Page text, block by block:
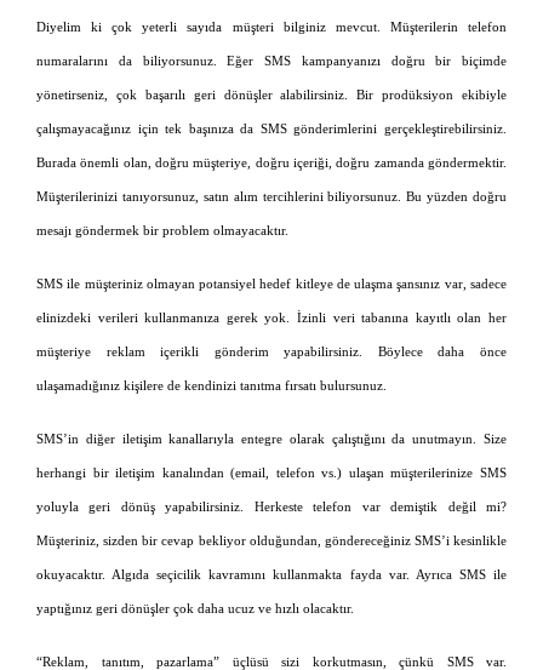
Diyelim ki çok yeterli sayıda müşteri bilginiz mevcut. Müşterilerin telefon
numaralarını da biliyorsunuz. Eğer SMS kampanyanızı doğru bir biçimde
yönetirseniz, çok başarılı geri dönüşler alabilirsiniz. Bir prodüksiyon ekibiyle
çalışmayacağınız için tek başınıza da SMS gönderimlerini gerçekleştirebilirsiniz.
Burada önemli olan, doğru müşteriye, doğru içeriği, doğru zamanda göndermektir.
Müşterilerinizi tanıyorsunuz, satın alım tercihlerini biliyorsunuz. Bu yüzden doğru
mesajı göndermek bir problem olmayacaktır.
SMS ile müşteriniz olmayan potansiyel hedef kitleye de ulaşma şansınız var, sadece
elinizdeki verileri kullanmanıza gerek yok. İzinli veri tabanına kayıtlı olan her
müşteriye reklam içerikli gönderim yapabilirsiniz. Böylece daha önce
ulaşamadığınız kişilere de kendinizi tanıtma fırsatı bulursunuz.
SMS’in diğer iletişim kanallarıyla entegre olarak çalıştığını da unutmayın. Size
herhangi bir iletişim kanalından (email, telefon vs.) ulaşan müşterilerinize SMS
yoluyla geri dönüş yapabilirsiniz. Herkeste telefon var demiştik değil mi?
Müşteriniz, sizden bir cevap bekliyor olduğundan, göndereceğiniz SMS’i kesinlikle
okuyacaktır. Algıda seçicilik kavramını kullanmakta fayda var. Ayrıca SMS ile
yaptığınız geri dönüşler çok daha ucuz ve hızlı olacaktır.
“Reklam, tanıtım, pazarlama” üçlüsü sizi korkutmasın, çünkü SMS var.